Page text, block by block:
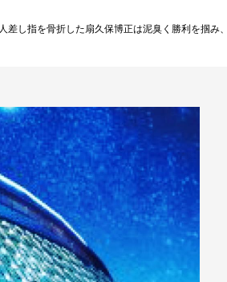
入り、実力を全て引き出せず劣勢な局面で戦略を良い方へ導けずに悔やまれました。前回の防衛戦を経て直後に決まったトーナメント参戦、